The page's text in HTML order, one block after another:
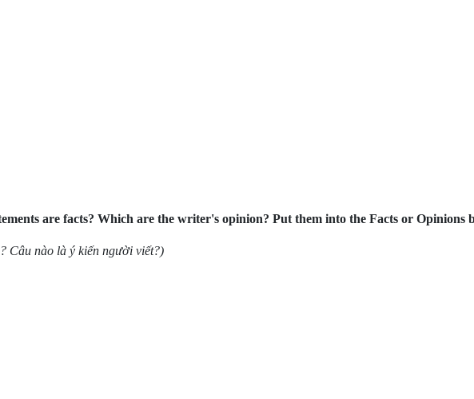
are facts? Which are the writer's opinion? Put them into the Facts or Opinions
Câu nào là ý kiến người viết?)